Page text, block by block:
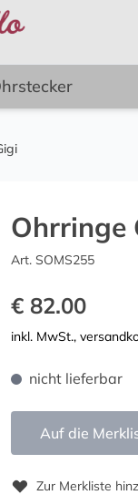
Ohrringe
Art. SOMS255
€ 82.00
inkl. MwSt.,
nicht lieferbar
Auf die
Zur Merkliste